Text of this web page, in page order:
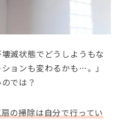
滅状態でどうしようもな
ョンも変わるかも…。」
では？
の掃除は自分で行ってい